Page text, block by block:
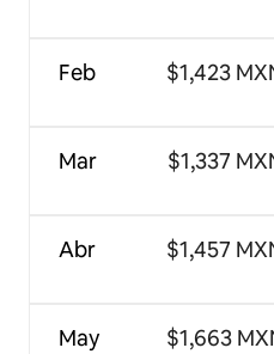
Feb
Mar
Abr
May
$1,423
$1,337
$1,457
$1,663